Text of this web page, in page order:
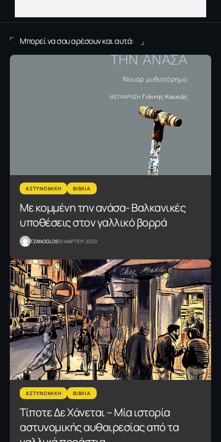
Μπορεί να σου αρέσουν και αυτά:
ΑΣΤΥΝΟΜΙΚΗ ΒΙΒΛΙΑ
Με κομμένη την ανάσα- Βαλκανικές
υποθέσεις στον γαλλικό βορρά
TZANOGLOS10 ΜΑΡΤΙΟΥ 2020
ΑΣΤΥΝΟΜΙΚΗ ΒΙΒΛΙΑ
Τίποτε Δε Χάνεται – Μία ιστορία
αστυνομικής αυθαιρεσίας από τα